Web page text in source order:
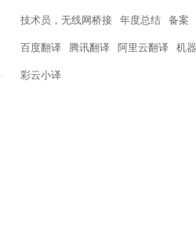
技术员，无线网桥接 年度总结 备案
百度翻译 腾讯翻译 阿里云翻译 机
彩云小译